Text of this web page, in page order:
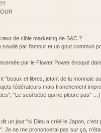
de cible marketing de S&C ?
par l'amour et un gout commun
par le Flower Power évoqué
"beaux et libres, jetant de la monnaie
fédérateurs mais franchement
"Le seul bébé qui ne pleure pas" …)
un jour "si Dieu a créé le Japon, c'est
Je ne me prononcerai pas sur ça,